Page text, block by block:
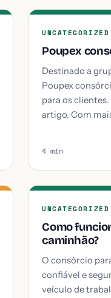
UNCATEGORIZED
Poupex
Destinado a
Poupex
para os
artigo. Com
4 min
UNCATEGORIZED
Como
caminhão?
O consórcio
confiável e
veículo de